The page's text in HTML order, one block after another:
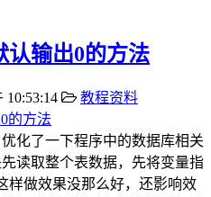
认输出0的方法
10:53:14 教程资料
化了一下程序中的数据库相关
读取整个表数据，先将变量指
样做效果没那么好，还影响效